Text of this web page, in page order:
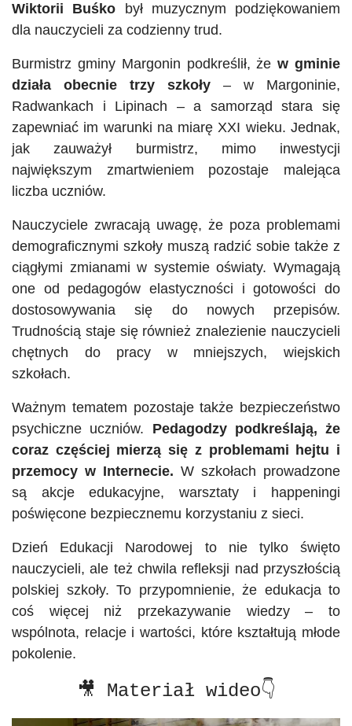
Wiktorii Buśko był muzycznym podziękowaniem
dla nauczycieli za codzienny trud.
Burmistrz gminy Margonin podkreślił, żew gminie
działa obecnie trzy szkoły – w Margoninie,
Radwankach i Lipinach – a samorząd stara się
zapewniać im warunki na miarę XXI wieku. Jednak,
jak zauważył burmistrz, mimo inwestycji
największym zmartwieniem pozostaje malejąca
liczba uczniów.
Nauczyciele zwracają uwagę, że poza problemami
demograficznymi szkoły muszą radzić sobie także z
ciągłymi zmianami w systemie oświaty. Wymagają
one od pedagogów elastyczności i gotowości do
dostosowywania się do nowych przepisów.
Trudnością staje się również znalezienie nauczycieli
chętnych do pracy w mniejszych, wiejskich
szkołach.
Ważnym tematem pozostaje także bezpieczeństwo
psychiczne uczniów. Pedagodzy podkreślają, że
coraz częściej mierzą się z problemami hejtu i
przemocy w Internecie. W szkołach prowadzone
są akcje edukacyjne, warsztaty i happeningi
poświęcone bezpiecznemu korzystaniu z sieci.
Dzień Edukacji Narodowej to nie tylko święto
nauczycieli, ale też chwila refleksji nad przyszłością
polskiej szkoły. To przypomnienie, że edukacja to
coś więcej niż przekazywanie wiedzy – to
wspólnota, relacje i wartości, które kształtują młode
pokolenie.
🎥 Materiał wideo👇